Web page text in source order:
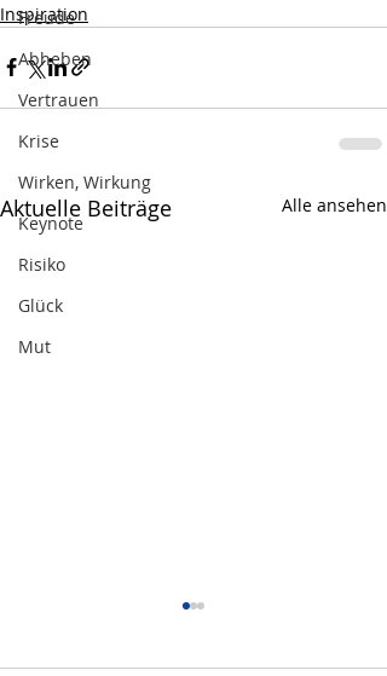
Freude
Abheben
Vertrauen
Krise
Wirken, Wirkung
Keynote
Risiko
Glück
Mut
Inspiration
Aktuelle Beiträge Alle ansehen